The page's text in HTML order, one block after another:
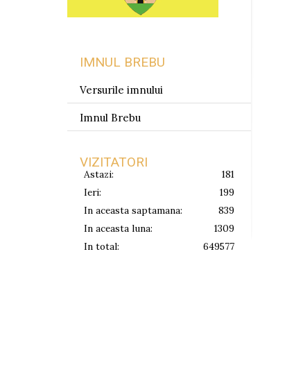
IMNUL BREBU
Versurile imnului
Imnul Brebu
VIZITATORI
Astazi:
181
Ieri:
199
In aceasta saptamana:
839
In aceasta luna:
1309
In total:
649577